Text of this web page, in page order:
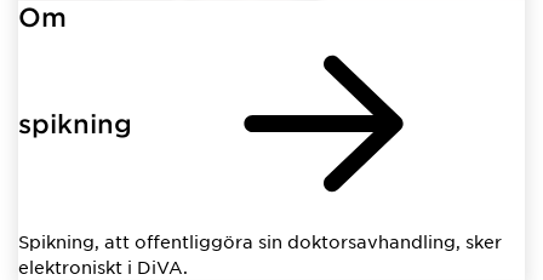
Om
spikning
Spikning, att offentliggöra sin doktorsavhandling, sker
elektroniskt i DiVA.